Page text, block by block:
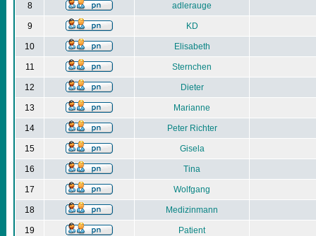
8 adlerauge
9 KD
10 Elisabeth
11 Sternchen
12 Dieter
13 Marianne
14 Peter Richter
15 Gisela
16 Tina
17 Wolfgang
18 Medizinmann
19 Patient